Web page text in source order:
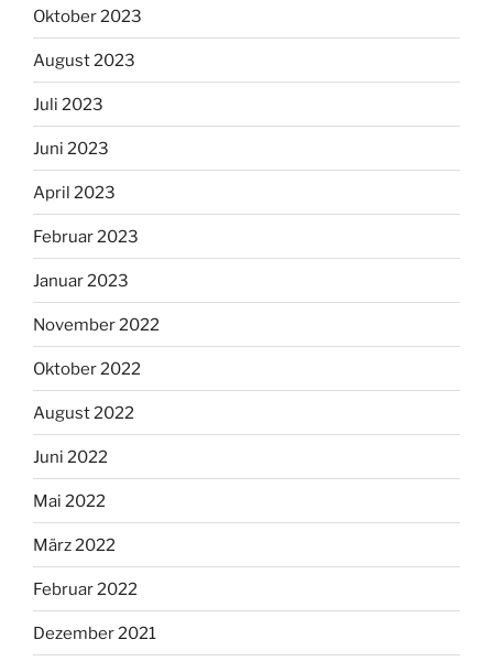
Oktober 2023
August 2023
Juli 2023
Juni 2023
April 2023
Februar 2023
Januar 2023
November 2022
Oktober 2022
August 2022
Juni 2022
Mai 2022
März 2022
Februar 2022
Dezember 2021